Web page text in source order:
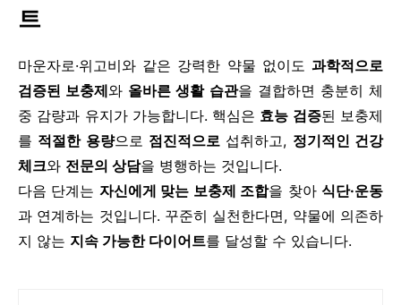
트
마운자로·위고비와 같은 강력한 약물 없이도 과학적으로
검증된 보충제와 올바른 생활 습관을 결합하면 충분히 체
중 감량과 유지가 가능합니다. 핵심은 효능 검증된 보충제
를 적절한 용량으로 점진적으로 섭취하고, 정기적인 건강
체크와 전문의 상담을 병행하는 것입니다.
다음 단계는 자신에게 맞는 보충제 조합을 찾아식단·운동
과 연계하는 것입니다. 꾸준히 실천한다면, 약물에 의존하
지 않는 지속 가능한 다이어트를 달성할 수 있습니다.